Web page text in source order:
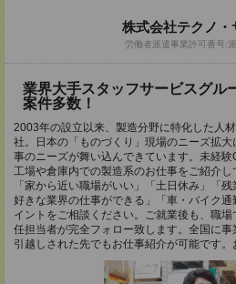
株式会社テクノ・
労働者派遣事業許可番号:
業界大手スタッフサービスグル
案件多数！
2003年の設立以来、製造分野に特化した人
社。日本の「ものづくり」現場のニーズ拡
事のニーズが舞い込んできています。未経験
工場や倉庫内での製造系のお仕事をご紹介し
「家から近い職場がいい」「土日休み」「
好きな業界の仕事ができる」「車・バイク
イントをご相談ください。ご就業後も、職
任担当者が完全フォロー致します。全国に
引越しされた先でもお仕事紹介が可能です。